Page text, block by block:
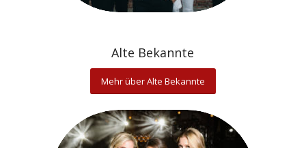
Alte Bekannte
Mehr über Alte Bekannte